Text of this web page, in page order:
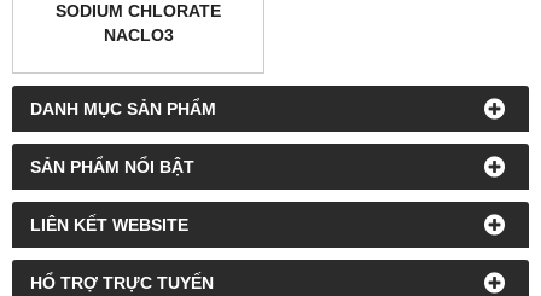
DANH MỤC SẢN PHẨM
SẢN PHẨM NỔI BẬT
LIÊN KẾT WEBSITE
HỔ TRỢ TRỰC TUYẾN
SODIUM CHLORATE
NACLO3